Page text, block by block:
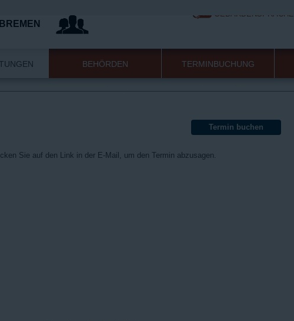
GEBÄRDENSPRACHE
BEHÖRDEN TERMINBUCHUNG
Termin buchen
Sie auf den Link in der E-Mail, um den Termin abzusagen.